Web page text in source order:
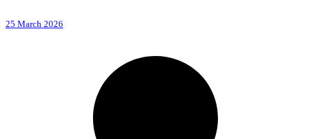
25 March 2026